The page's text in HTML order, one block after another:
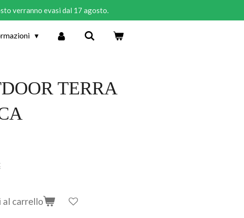
verranno evasi dal 17 agosto.
TERRA
al carrello